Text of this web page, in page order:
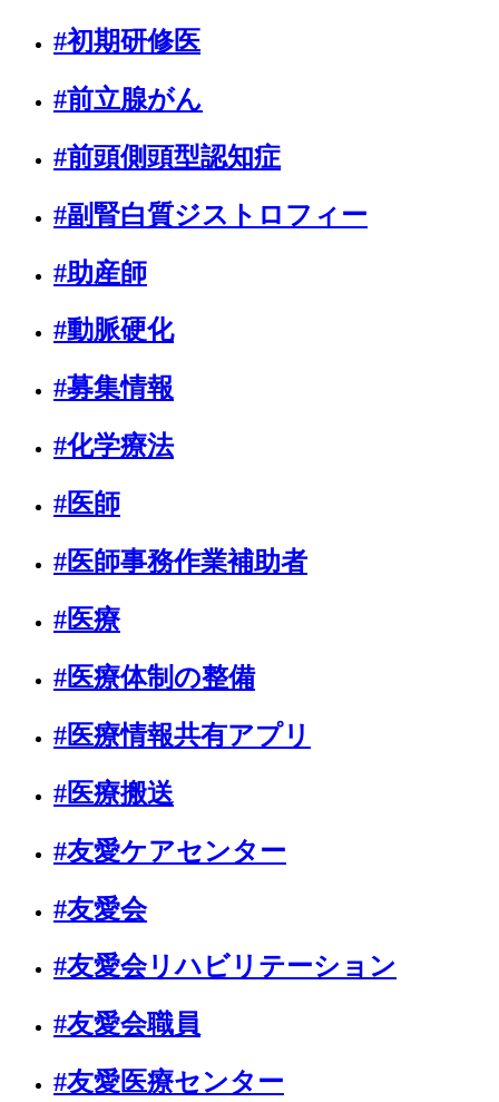
#初期研修医
#前立腺がん
#前頭側頭型認知症
#副腎白質ジストロフィー
#助産師
#動脈硬化
#募集情報
#化学療法
#医師
#医師事務作業補助者
#医療
#医療体制の整備
#医療情報共有アプリ
#医療搬送
#友愛ケアセンター
#友愛会
#友愛会リハビリテーション
#友愛会職員
#友愛医療センター